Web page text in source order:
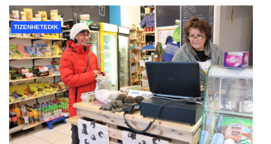
TIZENHETEDIK